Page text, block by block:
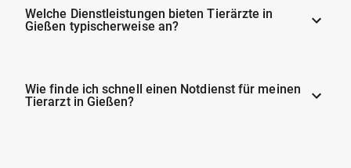
Welche Dienstleistungen bieten Tierärzte in
Gießen typischerweise an?
Wie finde ich schnell einen Notdienst für meinen
Tierarzt in Gießen?